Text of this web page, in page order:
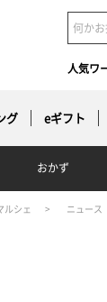
人気ワ
グ eギフト
おかず
ニュース